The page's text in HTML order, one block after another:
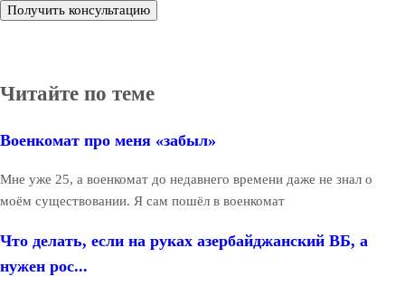
Получить консультацию
Читайте по теме
Военкомат про меня «забыл»
Мне уже 25, а военкомат до недавнего времени даже не знал о
моём существовании. Я сам пошёл в военкомат
Что делать, если на руках азербайджанский ВБ, а
нужен рос...